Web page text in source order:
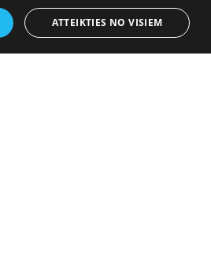
ATTEIKTIES NO VISIEM